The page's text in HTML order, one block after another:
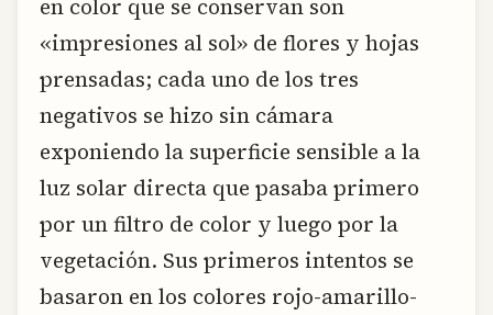
en color que se conservan son
«impresiones al sol» de flores y hojas
prensadas; cada uno de los tres
negativos se hizo sin cámara
exponiendo la superficie sensible a la
luz solar directa que pasaba primero
por un filtro de color y luego por la
vegetación. Sus primeros intentos se
basaron en los colores rojo-amarillo-